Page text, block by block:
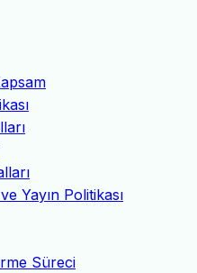
Yayın Politikası
Süreci